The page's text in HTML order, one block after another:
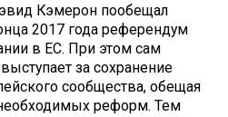
Кэмерон пообещал
2017 года референдум
в ЕС. При этом сам
за сохранение
сообщества, обещая
реформ. Тем